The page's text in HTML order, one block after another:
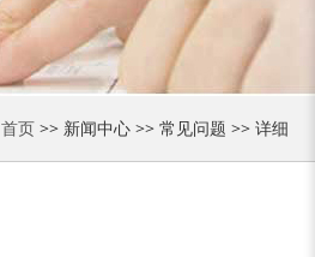
首页 >> 新闻中心 >> 常见问题 >> 详细
稻草秸秆撕碎机